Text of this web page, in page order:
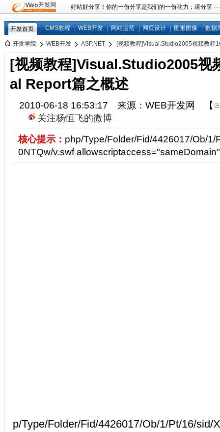
好站好分享！你的一份分享是我们的一份动力；请分享
开发首页 CMS教程 WEB开发 网站运营 网页设计 图形图像 数据
开发学院 WEB开发 ASP.NET [视频教程]Visual.Studio2005视频教程
[视频教程]Visual.Studio2005视
al Report篇之概述
2010-06-18 16:53:17 来源：WEB开发网
【
关注杨恒飞的微博
核心提示： php/Type/Folder/Fid/4426017/Ob/1/
0NTQw/v.swf
p/Type/Folder/Fid/4426017/Ob/1/Pt/16/sid/